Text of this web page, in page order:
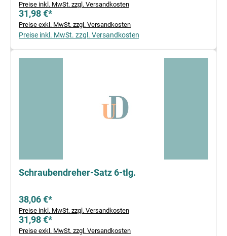
Preise inkl. MwSt. zzgl. Versandkosten
31,98 €*
Preise exkl. MwSt. zzgl. Versandkosten
Preise inkl. MwSt. zzgl. Versandkosten
Schraubendreher-Satz 6-tlg.
38,06 €*
Preise inkl. MwSt. zzgl. Versandkosten
31,98 €*
Preise exkl. MwSt. zzgl. Versandkosten